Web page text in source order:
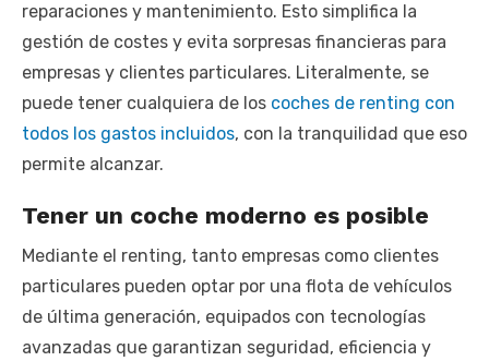
reparaciones y mantenimiento. Esto simplifica la
gestión de costes y evita sorpresas financieras para
empresas y clientes particulares. Literalmente, se
puede tener cualquiera de los coches de renting con
todos los gastos incluidos, con la tranquilidad que eso
permite alcanzar.
Tener un coche moderno es posible
Mediante el renting, tanto empresas como clientes
particulares pueden optar por una flota de vehículos
de última generación, equipados con tecnologías
avanzadas que garantizan seguridad, eficiencia y